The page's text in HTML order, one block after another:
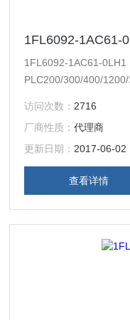
1FL6092-1AC61-
1FL6092-1AC61-0LH1
PLC200/300/400/
及备件。西门子触摸屏
西门子数控伺服，西门
模块，在本公司购买的
一年内产品非人为损坏
访问次数： 2716
厂商性质：代理商
更新日期： 2017-06-02
查看详情